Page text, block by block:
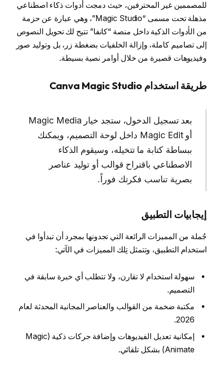
للمصممين غير المحترفين، حيث دمجت أدوات ذكاء اصطناعي
مذهلة تحت مسمى “Magic Studio”، وهي عبارة عن حزمة
من الأدوات الذكية داخل منصة “كانفا” تتيح لك تحويل النصوص
إلى تصاميم كاملة، وإزالة الخلفيات بضغطة زر، بل وتوليد صور
وفيديوهات قصيرة من خلال أوامر نصية بسيطة.
طريقة استخدام Canva Magic Studio
بعد تسجيل الدخول، ستجد خيار Magic Media
أو Magic Edit داخل لوحة التصميم، ويمكنك
ببساطة كتابة ما تتخيله، وسيقوم الذكاء
الاصطناعي باقتراح قوالب أو توليد عناصر
بصرية تناسب فكرتك فوراً.
إيجابيات التطبيق
جُملة من المميزات الرائعة التي تجدونها بمجرد أن تبدأوا في
استخدام التطبيق، وتتمثل تِلك المميزات في الآتي:
سهولة استخدام لا تقارن، ولا تتطلب أي خبرة سابقة في
التصميم.
مكتبة ضخمة من القوالب والعناصر المجانية المحدثة لعام
2026.
إمكانية تعديل الفيديوهات وإضافة حركات ذكية (Magic
Animate) بشكل تلقائي.